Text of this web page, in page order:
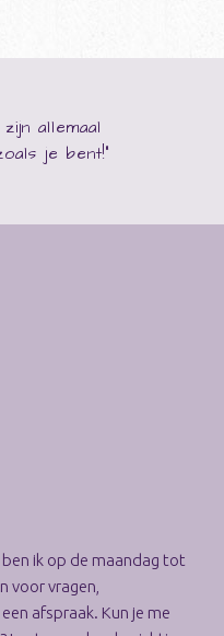
allemaal
je bent!"
ik op de maandag tot
voor vragen,
afspraak. Kun je me